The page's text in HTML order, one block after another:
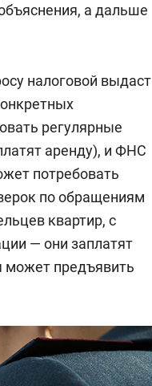
а дальше
налоговой выдаст
регулярные
аренду), и ФНС
потребовать
по обращениям
квартир, с
— они заплатят
может предъявить